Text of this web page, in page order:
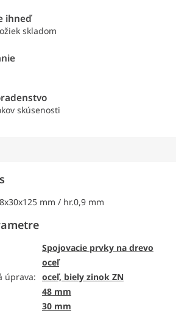
ihneď
skladom
skúsenosti
mm / hr.0,9 mm
Spojovacie prvky na drevo
oceľ
úprava: oceľ, biely zinok ZN
48 mm
30 mm